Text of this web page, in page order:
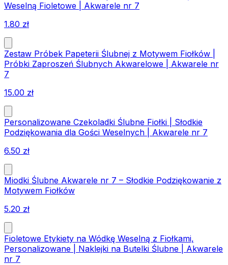
Weselną Fioletowe | Akwarele nr 7
1.80 zł
Zestaw Próbek Papeterii Ślubnej z Motywem Fiołków |
Próbki Zaproszeń Ślubnych Akwarelowe | Akwarele nr
7
15.00 zł
Personalizowane Czekoladki Ślubne Fiołki | Słodkie
Podziękowania dla Gości Weselnych | Akwarele nr 7
6.50 zł
Miodki Ślubne Akwarele nr 7 – Słodkie Podziękowanie z
Motywem Fiołków
5.20 zł
Fioletowe Etykiety na Wódkę Weselną z Fiołkami,
Personalizowane | Naklejki na Butelki Ślubne | Akwarele
nr 7